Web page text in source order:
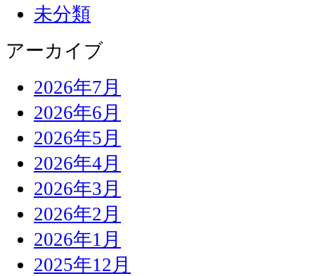
未分類
アーカイブ
2026年7月
2026年6月
2026年5月
2026年4月
2026年3月
2026年2月
2026年1月
2025年12月